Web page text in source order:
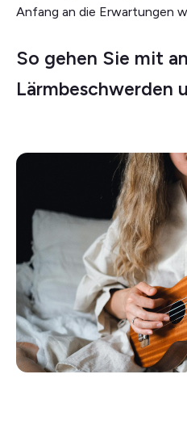
Anfang an die Erwartungen
So gehen Sie mit
Lärmbeschwerden